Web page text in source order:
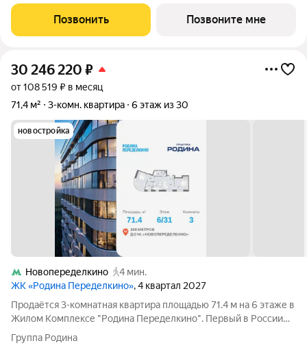
Ульяновским лесопарком,
Позвонить Позвоните мне
30 246 220 ₽
от 108 519 ₽ в месяц
71,4 м²
3-комн. квартира 6 этаж из 30
новостройка
Новопеределкино
4 мин.
ЖК «Родина Переделкино», 4 квартал 2027
Продаётся 3-комнатная квартира площадью 71.4 м на 6 этаже в
Жилом Комплексе "Родина Переделкино". Первый в России
киберспортивный кластер от Группы Родина. Это жилой
квартал бизнес-класса на Западе Москвы на границе с
Группа Родина